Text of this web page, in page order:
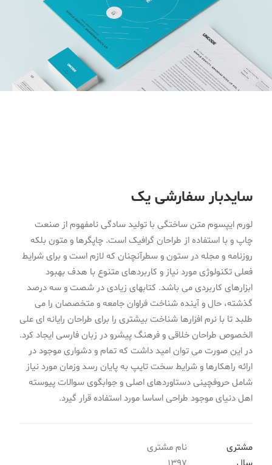
سایدبار سفارشی یک
لورم ایپسوم متن ساختگی با تولید سادگی نامفهوم از صنعت
چاپ و با استفاده از طراحان گرافیک است. چاپگرها و متون بلکه
روزنامه و مجله در ستون و سطرآنچنان که لازم است و برای شرایط
فعلی تکنولوژی مورد نیاز و کاربردهای متنوع با هدف بهبود
ابزارهای کاربردی می باشد. کتابهای زیادی در شصت و سه درصد
گذشته، حال و آینده شناخت فراوان جامعه و متخصصان را می
طلبد تا با نرم افزارها شناخت بیشتری را برای طراحان رایانه ای علی
الخصوص طراحان خلاقی و فرهنگ پیشرو در زبان فارسی ایجاد کرد.
در این صورت می توان امید داشت که تمام و دشواری موجود در
ارائه راهکارها و شرایط سخت تایپ به پایان رسد وزمان مورد نیاز
شامل حروفچینی دستاوردهای اصلی و جوابگوی سوالات پیوسته
اهل دنیای موجود طراحی اساسا مورد استفاده قرار گیرد.
مشتری
نام مشتری